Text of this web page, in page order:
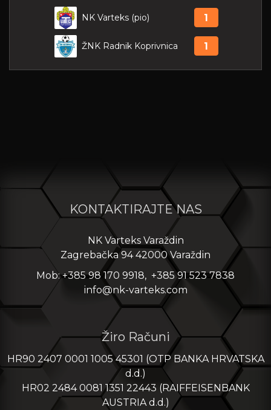
NK Varteks (pio) 1
ŽNK Radnik Koprivnica 1
KONTAKTIRAJTE NAS
NK Varteks Varaždin
Zagrebačka 94 42000 Varaždin
Mob: +385 98 170 9918, +385 91 523 7838
info@nk-varteks.com
Žiro Računi
HR90 2407 0001 1005 45301 (OTP BANKA HRVATSKA
d.d.)
HR02 2484 0081 1351 22443 (RAIFFEISENBANK
AUSTRIA d.d.)